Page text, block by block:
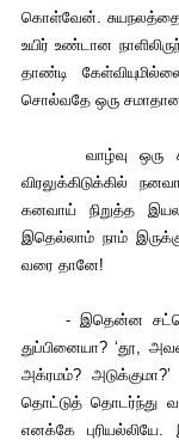
கொள்வேன்.
உயிர் உண்டான
தாண்டி
சொல்வதே ஒரு
வாழ்வு ஒரு
விரலுக்கிடுக்கில்
கனவாய் நிறுத்த
இதெல்லாம் நாம்
வரை தானே!
- இதென்ன
துப்பினையா? ‘தூ,
அக்ரமம்? அடுக்குமா?’
தொட்டுத் தொடர்ந்து
எனக்கே